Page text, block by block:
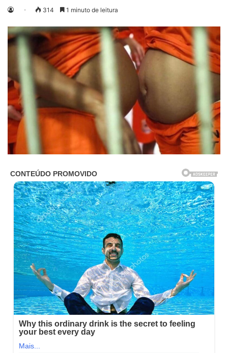
314 1 minuto de leitura